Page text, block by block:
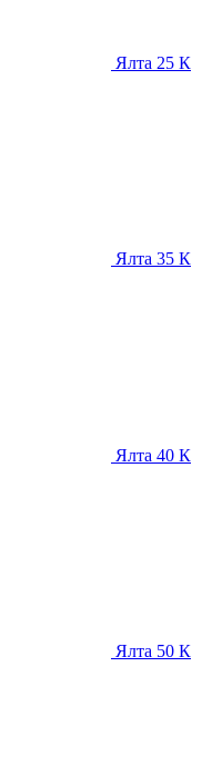
Ялта 25 К
Ялта 35 К
Ялта 40 К
Ялта 50 К